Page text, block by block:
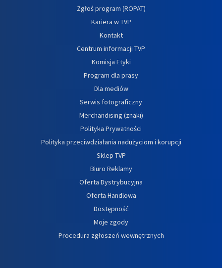
Zgłoś program (ROPAT)
Kariera w TVP
Kontakt
Centrum informacji TVP
Komisja Etyki
Program dla prasy
Dla mediów
Serwis fotograficzny
Merchandising (znaki)
Polityka Prywatności
Polityka przeciwdziałania nadużyciom i korupcji
Sklep TVP
Biuro Reklamy
Oferta Dystrybucyjna
Oferta Handlowa
Dostępność
Moje zgody
Procedura zgłoszeń wewnętrznych